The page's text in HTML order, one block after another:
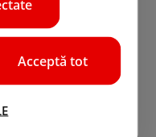
Acceptă tot